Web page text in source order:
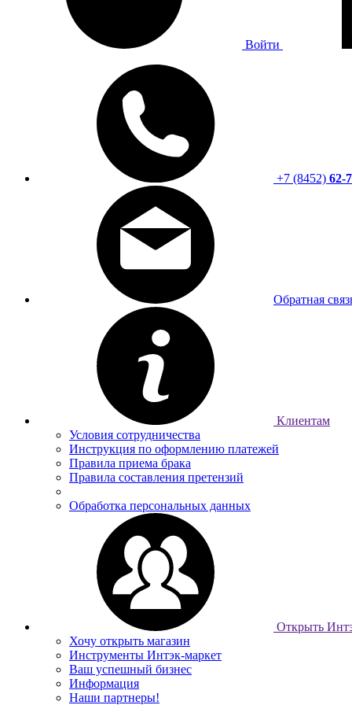
Войти
+7 (8452) 62-
Обратная
Клиентам
Условия сотрудничества
Инструкция по оформлению платежей
Правила приема брака
Правила составления претензий
Обработка персональных данных
Открыть
Хочу открыть магазин
Инструменты Интэк-маркет
Ваш успешный бизнес
Информация
Наши партнеры!